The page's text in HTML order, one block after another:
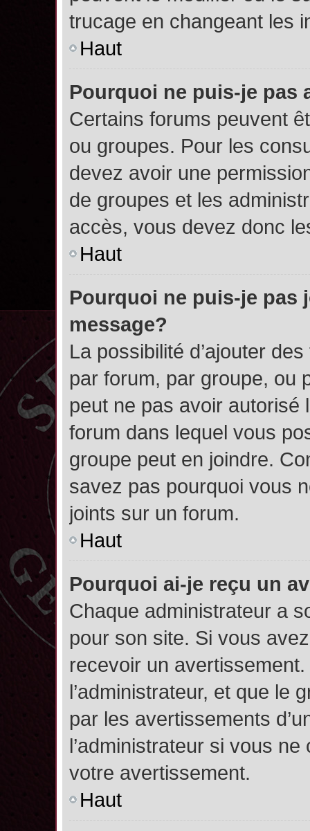
trucage en changeant les
Haut
Pourquoi ne puis-je pas
Certains forums peuvent
ou groupes. Pour les
devez avoir une
de groupes et les
accès, vous devez donc
Haut
Pourquoi ne puis-je pas
message?
La possibilité d’ajouter
par forum, par groupe, ou
peut ne pas avoir autorisé
forum dans lequel vous
groupe peut en joindre.
savez pas pourquoi vous
joints sur un forum.
Haut
Pourquoi ai-je reçu un
Chaque administrateur a
pour son site. Si vous
recevoir un
l’administrateur, et que le
par les avertissements
l’administrateur si vous
votre avertissement.
Haut